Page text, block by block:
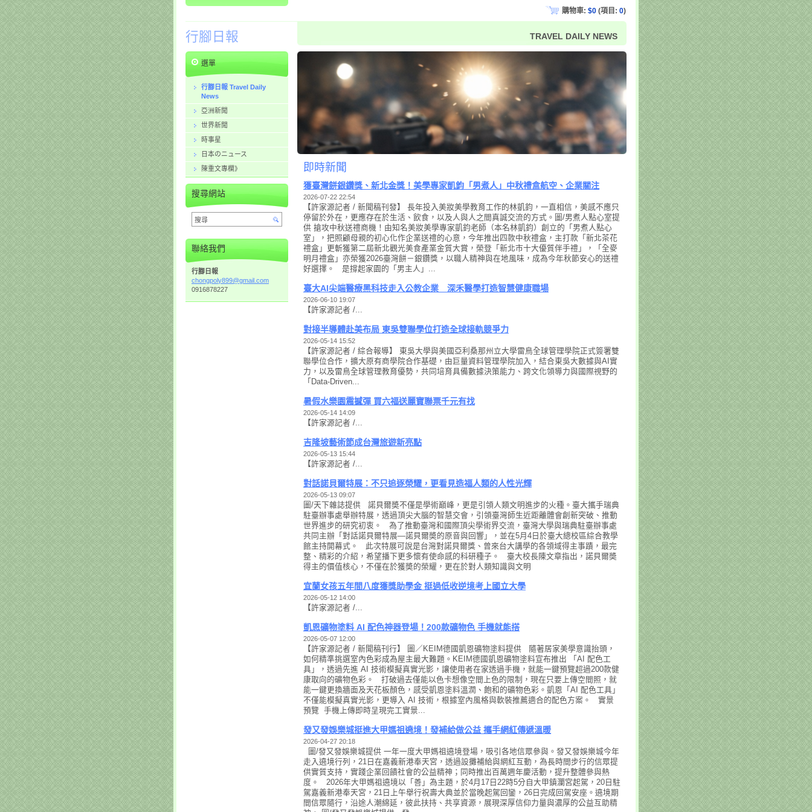
行腳日報 TRAVEL DAILY NEWS
即時新聞
獲臺灣餅銀鑽獎、新北金獎！美學專家凱鈞「男煮人」中秋禮盒航空、企業關注
2026-07-22 22:54
【許家源記者 / 新聞稿刊發】 長年投入美妝美學教育工作的林凱鈞，一直相信，美感不應只
停留於外在，更應存在於生活、飲食，以及人與人之間真誠交流的方式。圖/男煮人點心室提
供 搶攻中秋送禮商機！由知名美妝美學專家凱鈞老師（本名林凱鈞）創立的「男煮人點心
室」，把照顧母親的初心化作企業送禮的心意，今年推出四款中秋禮盒，主打款「新北茶花
禮盒」更斬獲第二屆新北觀光美食產業金質大賞，榮登「新北市十大優質伴手禮」，「全麥
明月禮盒」亦榮獲2026臺灣餅－銀鑽獎，以職人精神與在地風味，成為今年秋節安心的送禮
好選擇。 是撐起家園的「男主人」...
臺大AI尖端醫療黑科技走入公教企業 深禾醫學打造智慧健康職場
2026-06-10 19:07
【許家源記者 /...
對接半導體赴美布局 東吳雙聯學位打造全球接軌競爭力
2026-05-14 15:52
【許家源記者 / 綜合報導】 東吳大學與美國亞利桑那州立大學雷鳥全球管理學院正式簽署雙
聯學位合作，擴大原有商學院合作基礎，由巨量資料管理學院加入，結合東吳大數據與AI實
力，以及雷鳥全球管理教育優勢，共同培育具備數據決策能力、跨文化領導力與國際視野的
「Data-Driven...
暑假水樂園震撼彈 買六福送麗寶聯票千元有找
2026-05-14 14:09
【許家源記者 /...
吉隆坡藝術節成台灣旅遊新亮點
2026-05-13 15:44
【許家源記者 /...
對話諾貝爾特展：不只追逐榮耀，更看見造福人類的人性光輝
2026-05-13 09:07
圖/天下雜誌提供 諾貝爾奬不僅是學術巔峰，更是引領人類文明進步的火種。臺大攜手瑞典
駐臺辦事處舉辦特展，透過頂尖大腦的智慧交會，引領臺灣師生近距離體會創新突破、推動
世界進步的研究初衷。 為了推動臺灣和國際頂尖學術界交流，臺灣大學與瑞典駐臺辦事處
共同主辦「對話諾貝爾特展—諾貝爾奬的原音與回響」，並在5月4日於臺大總校區綜合教學
館主持開幕式。 此次特展可說是台灣對諾貝爾獎、曾來台大講學的各領域得主事蹟，最完
整、精彩的介紹，希望播下更多懷有使命感的科研種子。 臺大校長陳文章指出，諾貝爾奬
得主的價值核心，不僅在於獲奬的榮耀，更在於對人類知識與文明
宜蘭女孩五年間八度獲獎助學金 挺過低收逆境考上國立大學
2026-05-12 14:00
【許家源記者 /...
凱恩礦物塗料 AI 配色神器登場！200款礦物色 手機就能搭
2026-05-07 12:00
【許家源記者 / 新聞稿刊行】 圖／KEIM德國凱恩礦物塗料提供 隨著居家美學意識抬頭，
如何精準挑選室內色彩成為屋主最大難題。KEIM德國凱恩礦物塗料宣布推出 「AI 配色工
具」，透過先進 AI 技術模擬真實光影，讓使用者在家透過手機，就能一鍵預覽超過200款健
康取向的礦物色彩。 打破過去僅能以色卡想像空間上色的限制，現在只要上傳空間照，就
能一鍵更換牆面及天花板顏色，感受凱恩塗料溫潤、飽和的礦物色彩。凱恩「AI 配色工具」
不僅能模擬真實光影，更導入 AI 技術，根據室內風格與軟裝推薦適合的配色方案。 實景
預覽 手機上傳即時呈現完工實景...
發又發娛樂城挺進大甲媽祖遶境！發補給做公益 攜手網紅傳遞溫暖
2026-04-27 20:18
圖/發又發娛樂城提供 一年一度大甲媽祖遶境登場，吸引各地信眾參與。發又發娛樂城今年
走入遶境行列，21日在嘉義新港奉天宮，透過設攤補給與網紅互動，為長時間步行的信眾提
供實質支持，實踐企業回饋社會的公益精神；同時推出百萬週年慶活動，提升整體參與熱
度。 2026年大甲媽祖遶境以「善」為主題，於4月17日22時5分自大甲鎮瀾宮起駕，20日駐
駕嘉義新港奉天宮，21日上午舉行祝壽大典並於當晚起駕回鑾，26日完成回駕安座。遶境期
間信眾隨行，沿途人潮綿延，彼此扶持、共享資源，展現深厚信仰力量與濃厚的公益互助精
選單
行腳日報 Travel Daily
News
亞洲新聞
世界新聞
時事星
日本のニュース
陳重文專欄》
搜尋網站
聯絡我們
行腳日報
chongpoly899@gmail.com
0916878227
購物車: $0 (項目: 0)